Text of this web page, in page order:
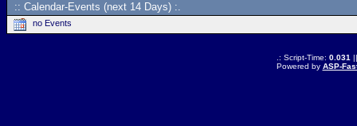
:: Calendar-Events (next 14 Days) :.
no Events
.: Script-Time: 0.031
Powered by ASP-